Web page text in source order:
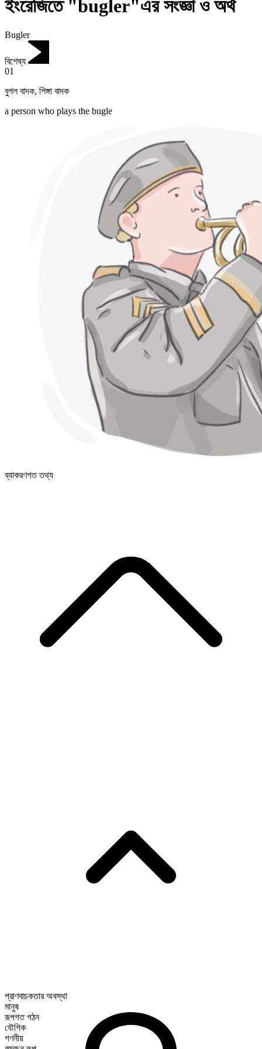
ইংরেজিতে "bugler"এর সংজ্ঞা ও অর্থ
Bugler
বিশেষ্য
01
বুগল বাদক, শিঙ্গা বাদক
a person who plays the bugle
ব্যাকরণগত তথ্য
প্রাণবাচকতার অবস্থা
মানুষ
রূপগত গঠন
যৌগিক
গণনীয়